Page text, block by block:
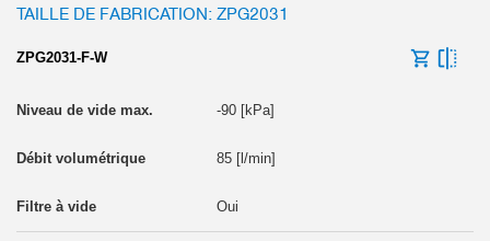
TAILLE DE FABRICATION: ZPG2031
ZPG2031-F-W
-90 [kPa]
85 [l/min]
Oui